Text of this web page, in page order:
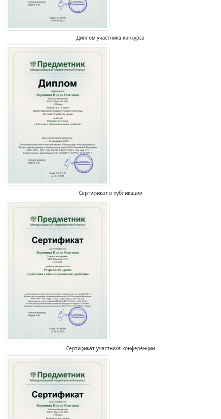
Диплом участника конкурса
Сертификат о публикации
Сертификат участника конференции